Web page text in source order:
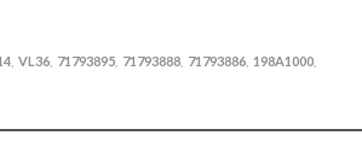
VL36 71793895 71793888 71793886 198A1000